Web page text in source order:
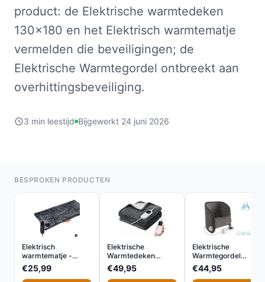
product: de Elektrische warmtedeken
130x180 en het Elektrisch warmtematje
vermelden die beveiligingen; de
Elektrische Warmtegordel ontbreekt aan
overhittingsbeveiliging.
3 min leestijd Bijgewerkt 24 juni 2026
BESPROKEN PRODUCTEN
Elektrisch
warmtematje -
60×30 cm - 9...
€25,99
Elektrische
Warmtedeken
130x180 cm met...
€49,95
Elektrische
Warmtegordel
Verwarmingsku...
€44,95